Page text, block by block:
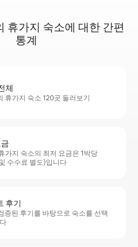
휴가지 숙소에 대한 간편
통계
체
휴가지 숙소 120곳 둘러보기
가지 숙소의 최저 요금은 1박당
수수료 별도)입니다
후기
증된 후기를 바탕으로 숙소를 선택